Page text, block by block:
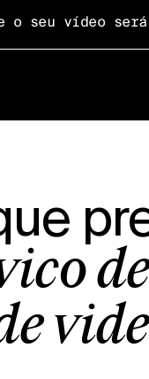
o seu vídeo
de